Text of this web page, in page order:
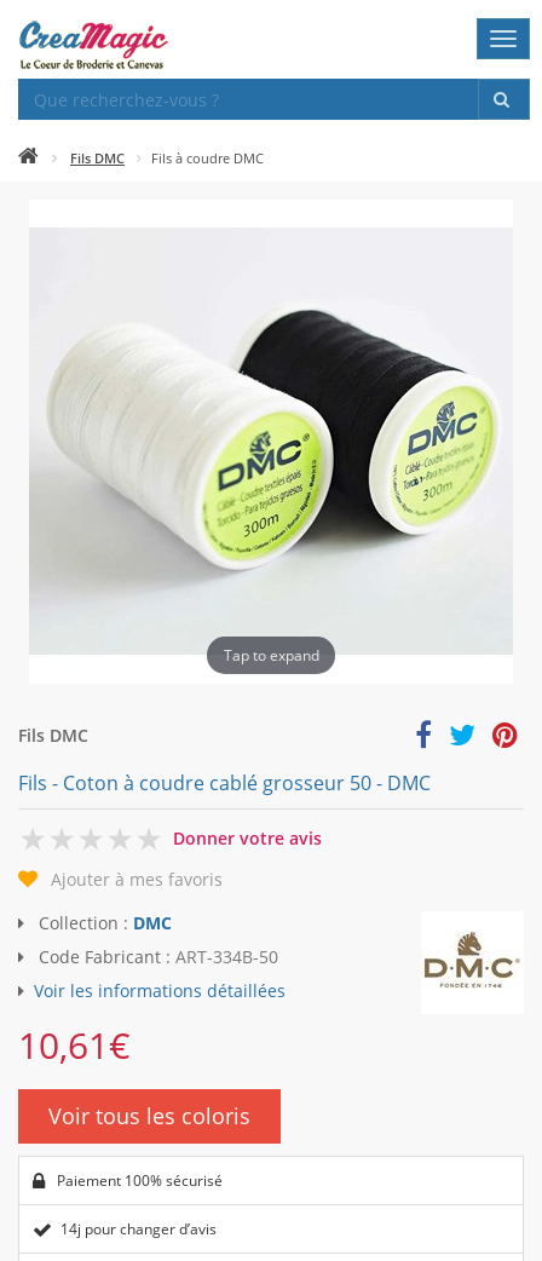
Fils DMC Fils à coudre DMC
Tap to expand
Fils DMC
Fils - Coton à coudre cablé grosseur 50 - DMC
0
Donner votre avis
Ajouter à mes favoris
Collection : DMC
Code Fabricant : ART-334B-50
Voir les informations détaillées
10,61€
Voir tous les coloris
Paiement 100% sécurisé
14j pour changer d’avis